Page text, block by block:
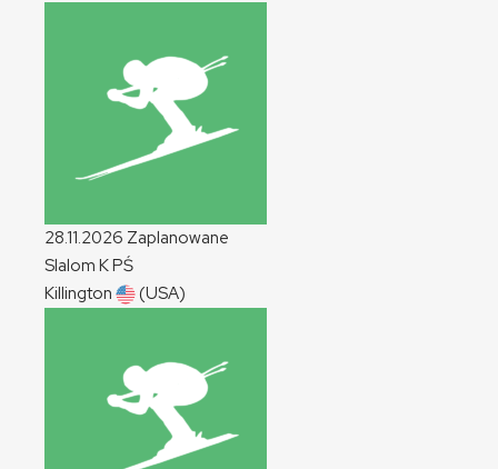
28.11.2026 Zaplanowane
Slalom KPŚ
Killington
(USA)